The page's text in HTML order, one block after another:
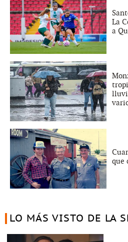
La
a
que
LO MÁS VISTO DE LA